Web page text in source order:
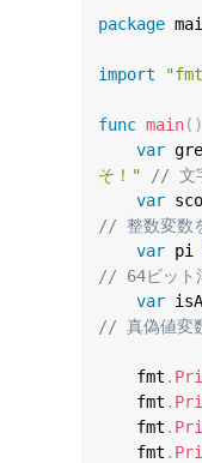
package
import
func main( )
var
そ！"
// 文
var
// 整数変数
var pi
// 64ビット
var
// 真偽値変
    fmt
.
    fmt
.
    fmt
.
    fmt
.